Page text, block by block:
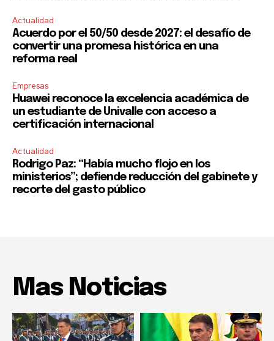
Actualidad
Acuerdo por el 50/50 desde 2027: el desafío de
convertir una promesa histórica en una
reforma real
Empresas
Huawei reconoce la excelencia académica de
un estudiante de Univalle con acceso a
certificación internacional
Actualidad
Rodrigo Paz: “Había mucho flojo en los
ministerios”; defiende reducción del gabinete y
recorte del gasto público
Mas Noticias